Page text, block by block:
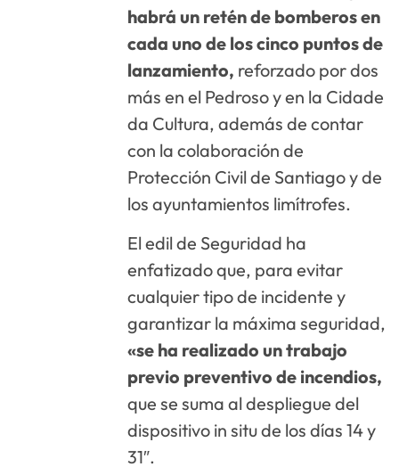
habrá un retén de bomberos en
cada uno de los cinco puntos de
lanzamiento, reforzado por dos
más en el Pedroso y en la Cidade
da Cultura, además de contar
con la colaboración de
Protección Civil de Santiago y de
los ayuntamientos limítrofes.
El edil de Seguridad ha
enfatizado que, para evitar
cualquier tipo de incidente y
garantizar la máxima seguridad,
«se ha realizado un trabajo
previo preventivo de incendios,
que se suma al despliegue del
dispositivo in situ de los días 14 y
31″.